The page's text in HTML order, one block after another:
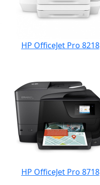
HP OfficeJet Pro 8218
HP OfficeJet Pro 8718